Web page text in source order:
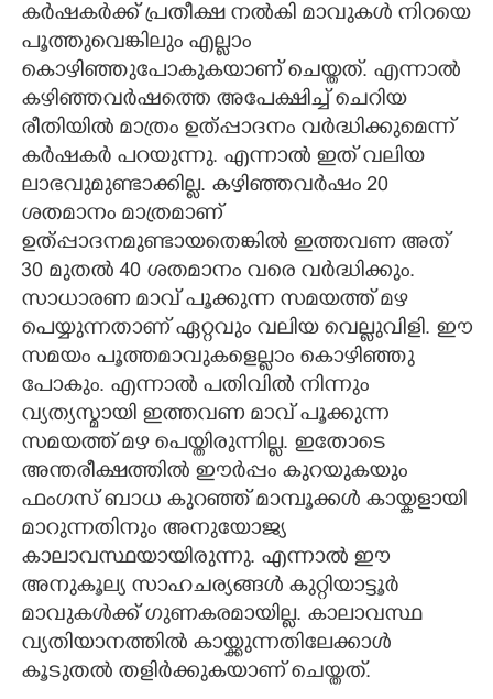
കർഷകർക്ക് പ്രതീക്ഷ നൽകി മാവുകൾ നിറയെ
പൂത്തുവെങ്കിലും എല്ലാം
കൊഴിഞ്ഞുപോകുകയാണ് ചെയ്തത്. എന്നാൽ
കഴിഞ്ഞവർഷത്തെ അപേക്ഷിച്ച് ചെറിയ
രീതിയിൽ മാത്രം ഉത്പ്പാദനം വർദ്ധിക്കുമെന്ന്
കർഷകർ പറയുന്നു. എന്നാൽ ഇത് വലിയ
ലാഭവുമുണ്ടാക്കില്ല. കഴിഞ്ഞവർഷം 20
ശതമാനം മാത്രമാണ്
ഉത്പ്പാദനമുണ്ടായതെങ്കിൽ ഇത്തവണ അത്
30 മുതൽ 40 ശതമാനം വരെ വർദ്ധിക്കും.
സാധാരണ മാവ് പൂക്കുന്ന സമയത്ത് മഴ
പെയ്യുന്നതാണ് ഏറ്റവും വലിയ വെല്ലുവിളി. ഈ
സമയം പൂത്തമാവുകളെല്ലാം കൊഴിഞ്ഞു
പോകും. എന്നാൽ പതിവിൽ നിന്നും
വ്യത്യസ്മായി ഇത്തവണ മാവ് പൂക്കുന്ന
സമയത്ത് മഴ പെയ്തിരുന്നില്ല. ഇതോടെ
അന്തരീക്ഷത്തിൽ ഈർപ്പം കുറയുകയും
ഫംഗസ് ബാധ കുറഞ്ഞ് മാമ്പൂക്കൾ കായ്കളായി
മാറുന്നതിനും അനുയോജ്യ
കാലാവസ്ഥയായിരുന്നു. എന്നാൽ ഈ
അനുകൂല്യ സാഹചര്യങ്ങൾ കുറ്റിയാട്ടൂർ
മാവുകൾക്ക് ഗുണകരമായില്ല. കാലാവസ്ഥ
വ്യതിയാനത്തിൽ കായ്ക്കുന്നതിലേക്കാൾ
കൂടുതൽ തളിർക്കുകയാണ് ചെയ്തത്.